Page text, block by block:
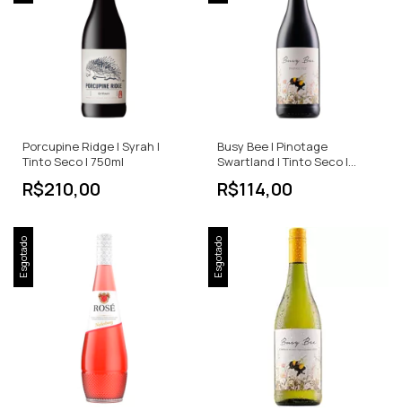
Porcupine Ridge | Syrah |
Tinto Seco | 750ml
R$210,00
Busy Bee | Pinotage
Swartland | Tinto Seco |
R$114,00
Esgotado Esgotado